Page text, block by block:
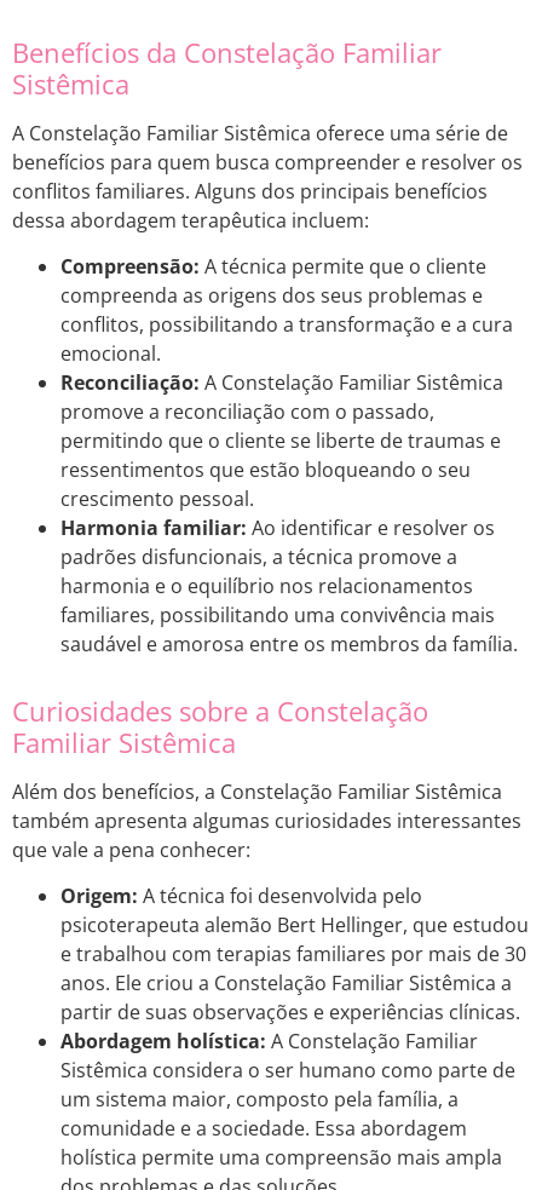
Benefícios da Constelação Familiar
Sistêmica
A Constelação Familiar Sistêmica oferece uma série de
benefícios para quem busca compreender e resolver os
conflitos familiares. Alguns dos principais benefícios
dessa abordagem terapêutica incluem:
Compreensão: A técnica permite que o cliente
compreenda as origens dos seus problemas e
conflitos, possibilitando a transformação e a cura
emocional.
Reconciliação: A Constelação Familiar Sistêmica
promove a reconciliação com o passado,
permitindo que o cliente se liberte de traumas e
ressentimentos que estão bloqueando o seu
crescimento pessoal.
Harmonia familiar: Ao identificar e resolver os
padrões disfuncionais, a técnica promove a
harmonia e o equilíbrio nos relacionamentos
familiares, possibilitando uma convivência mais
saudável e amorosa entre os membros da família.
Curiosidades sobre a Constelação
Familiar Sistêmica
Além dos benefícios, a Constelação Familiar Sistêmica
também apresenta algumas curiosidades interessantes
que vale a pena conhecer:
Origem: A técnica foi desenvolvida pelo
psicoterapeuta alemão Bert Hellinger, que estudou
e trabalhou com terapias familiares por mais de 30
anos. Ele criou a Constelação Familiar Sistêmica a
partir de suas observações e experiências clínicas.
Abordagem holística: A Constelação Familiar
Sistêmica considera o ser humano como parte de
um sistema maior, composto pela família, a
comunidade e a sociedade. Essa abordagem
holística permite uma compreensão mais ampla